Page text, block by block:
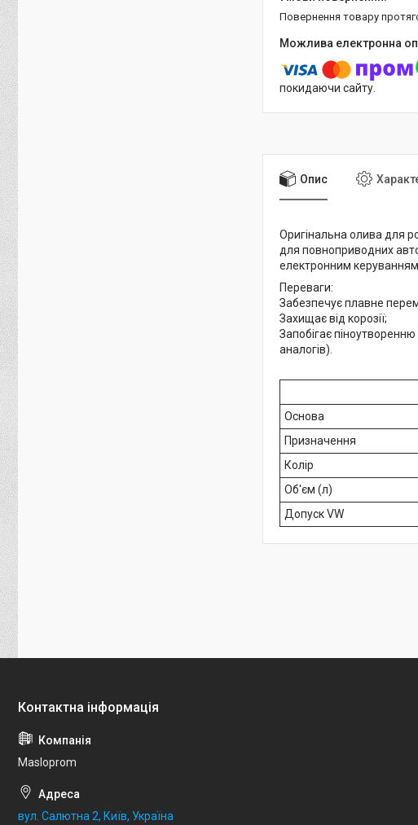
повернення товару
покидаючи сайту.
Опис
Оригінальна олива для
для повноприводних
електронним
Переваги:
Забезпечує плавне
Захищає від корозії;
Запобігає
аналогів).
Основа
Призначення
Колір
Об'єм (л)
Допуск VW
Masloprom
вул. Салютна 2, Київ, Україна